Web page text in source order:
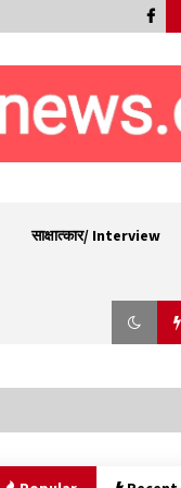
साक्षात्कार/ Interview